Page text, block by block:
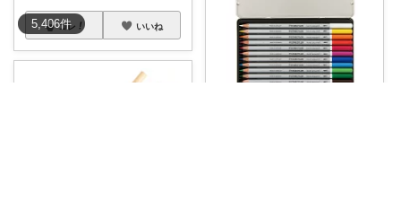
5,406件
コレ いいね